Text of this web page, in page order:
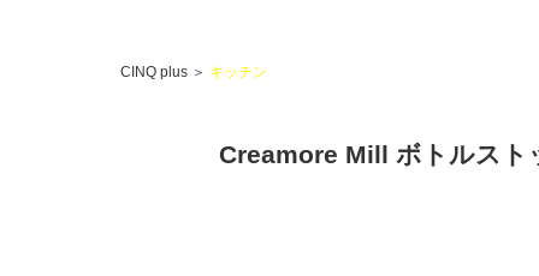
CINQ plus ＞ キッチン
Creamore Mill ボトルスト